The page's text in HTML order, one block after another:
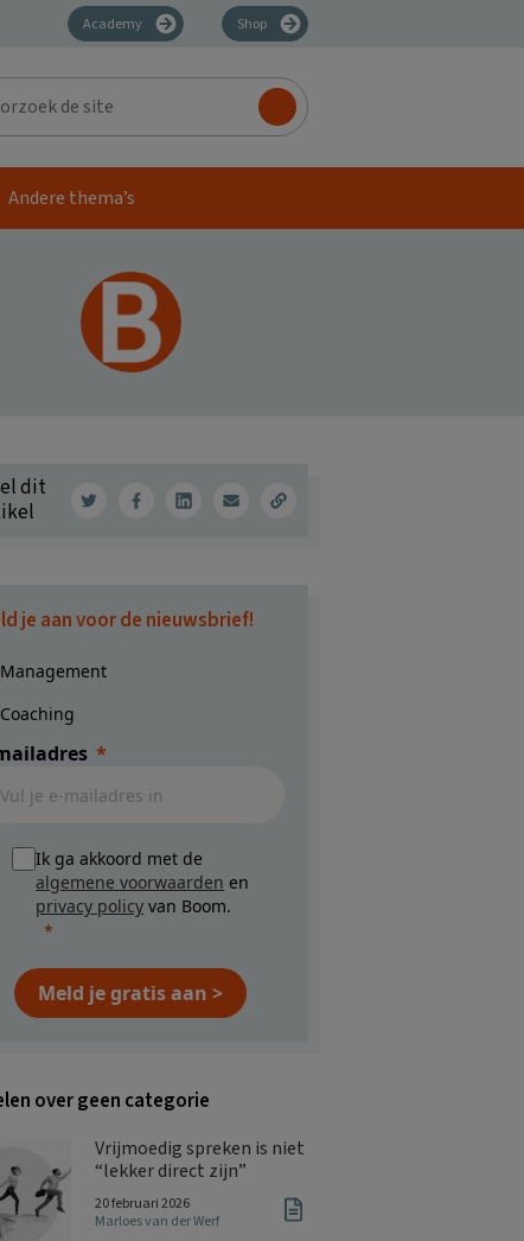
Academy Shop
Andere thema’s
dit
je aan voor de nieuwsbrief!
Management
Coaching
Ik ga akkoord met de
algemene voorwaarden en
privacy policy van Boom.
Meld je gratis aan >
over geen categorie
Vrijmoedig spreken is niet
“lekker direct zijn”
20 februari 2026
Marloes van der Werf